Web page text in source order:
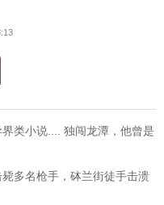
类小说.... 独闯龙潭，他曾是
多名枪手，砵兰街徒手击溃